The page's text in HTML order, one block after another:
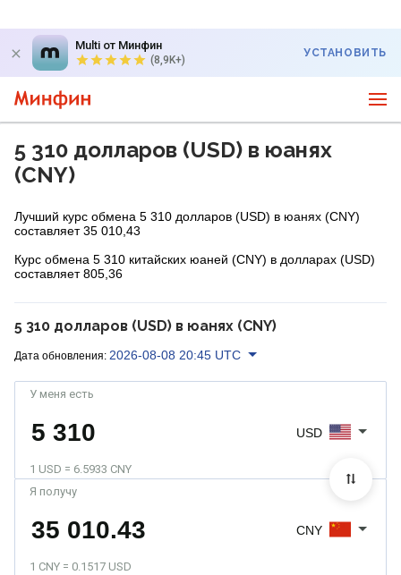
Multi от Минфин
(8,9K+)
УСТАНОВИТЬ
5 310 долларов (USD) в юанях
(CNY)
Лучший курс обмена 5 310 долларов (USD) в юанях (CNY)
составляет 35 010,43
Курс обмена 5 310 китайских юаней (CNY) в долларах (USD)
составляет 805,36
5 310 долларов (USD) в юанях (CNY)
Дата обновления: 2026-08-08 20:45 UTC
У меня есть
1 USD = 6.5933 CNY
USD
Я получу
1 CNY = 0.1517 USD
CNY